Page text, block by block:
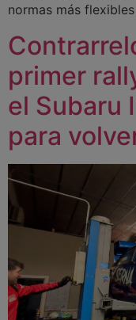
normas más
primer
el Subaru
para